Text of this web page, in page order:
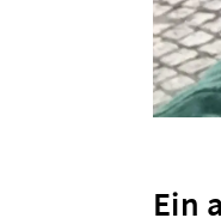
Ein